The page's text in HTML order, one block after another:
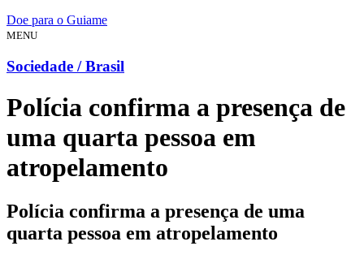
Doe para o Guiame
MENU
Sociedade / Brasil
Polícia confirma a presença de
uma quarta pessoa em
atropelamento
Polícia confirma a presença de uma
quarta pessoa em atropelamento